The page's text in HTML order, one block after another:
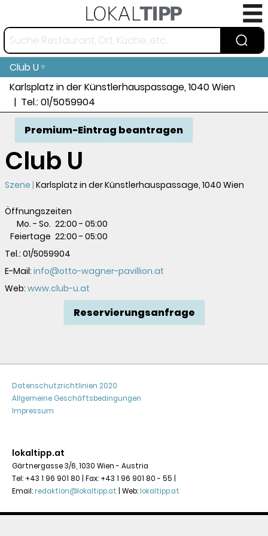
Club U
Karlsplatz in der Künstlerhauspassage, 1040 Wien
Tel.:01/5059904
Club U
Premium-Eintrag beantragen
Szene Karlsplatz in der Künstlerhauspassage, 1040 Wien
Öffnungszeiten
Mo. - So. 22:00 - 05:00
Feiertage 22:00 - 05:00
Tel.: 01/5059904
E-Mail: info@otto-wagner-pavillion.at
Web: www.club-u.at
Reservierungsanfrage
Datenschutzrichtlinien 2020
Allgemeine Geschäftsbedingungen
Impressum
lokaltipp.at
Gärtnergasse 3/6, 1030 Wien - Austria
Tel: +43 1 96 901 80 | Fax: +43 1 96 901 80 - 55 |
Email: redaktion@lokaltipp.at | Web: lokaltipp.at